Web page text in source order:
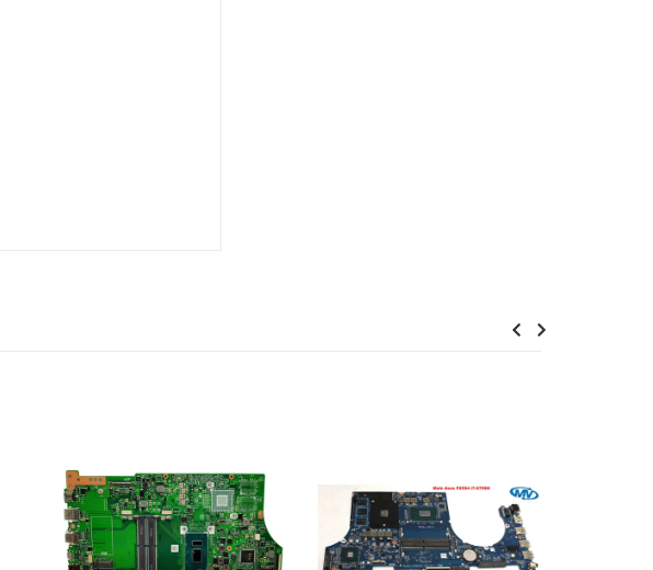
Previous
Next